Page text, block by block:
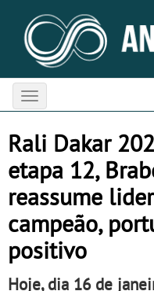
Toggle
navigation
Rali Dakar
etapa 12,
reassume
campeão,
positivo
Hoje, dia 16 de